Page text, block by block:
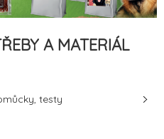
A MATERIÁL
testy